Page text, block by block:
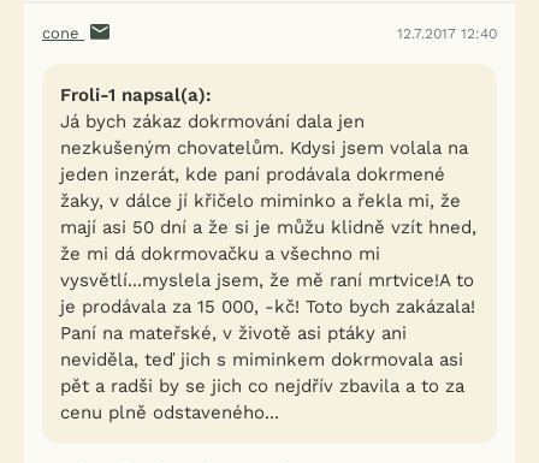
cone 12.7.2017 12:40
Froli-1 napsal(a):
Já bych zákaz dokrmování dala jen
nezkušeným chovatelům. Kdysi jsem volala na
jeden inzerát, kde paní prodávala dokrmené
žaky, v dálce jí křičelo miminko a řekla mi, že
mají asi 50 dní a že si je můžu klidně vzít hned,
že mi dá dokrmovačku a všechno mi
vysvětlí...myslela jsem, že mě raní mrtvice!A to
je prodávala za 15 000, -kč! Toto bych zakázala!
Paní na mateřské, v životě asi ptáky ani
neviděla, teď jich s miminkem dokrmovala asi
pět a radši by se jich co nejdřív zbavila a to za
cenu plně odstaveného...